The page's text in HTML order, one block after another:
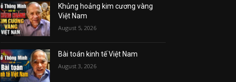
Khủng hoảng kim cương vàng
Việt Nam
August 5, 2026
Bài toán kinh tế Việt Nam
August 3, 2026